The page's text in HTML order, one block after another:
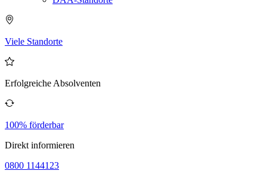
Viele Standorte
Erfolgreiche Absolventen
100% förderbar
Direkt informieren
0800 1144123